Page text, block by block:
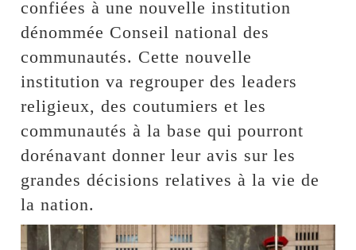
confiées à une nouvelle institution
dénommée Conseil national des
communautés. Cette nouvelle
institution va regrouper des leaders
religieux, des coutumiers et les
communautés à la base qui pourront
dorénavant donner leur avis sur les
grandes décisions relatives à la vie de
la nation.